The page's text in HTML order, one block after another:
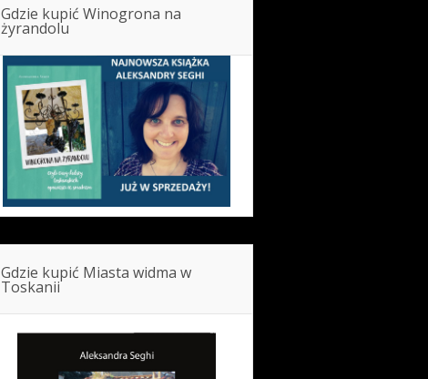
Gdzie kupić Winogrona na
żyrandolu
Gdzie kupić Miasta widma w
Toskanii